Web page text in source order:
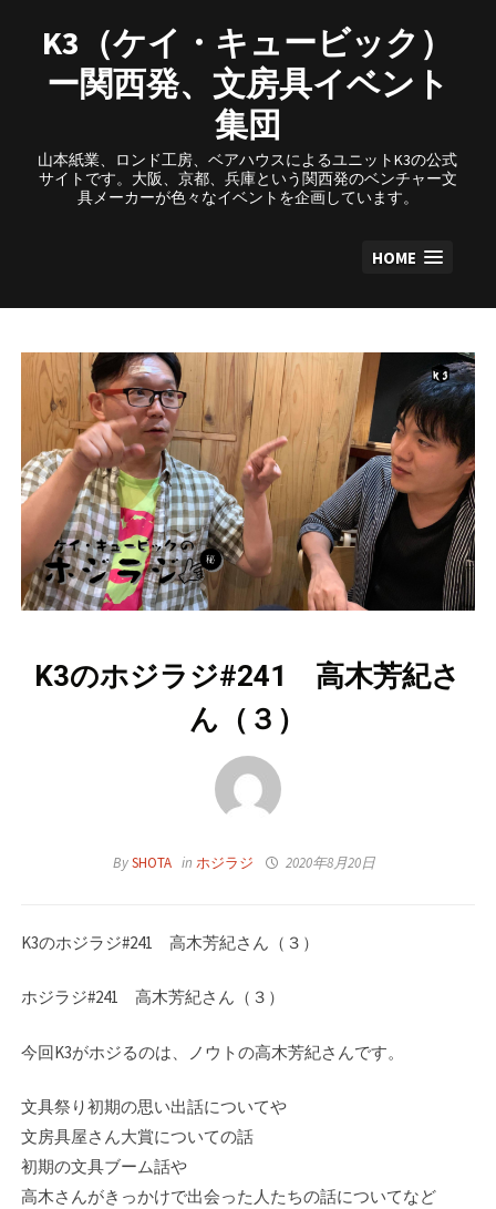
content
K3（ケイ・キュービック）
ー関西発、文房具イベント
集団
山本紙業、ロンド工房、ベアハウスによるユニットK3の公式
サイトです。大阪、京都、兵庫という関西発のベンチャー文
具メーカーが色々なイベントを企画しています。
HOME
K3のホジラジ#241 高木芳紀さ
ん（３）
BySHOTA inホジラジ 2020年8月20日
K3のホジラジ#241 高木芳紀さん（３）
ホジラジ#241 高木芳紀さん（３）
今回K3がホジるのは、ノウトの高木芳紀さんです。
文具祭り初期の思い出話についてや
文房具屋さん大賞についての話
初期の文具ブーム話や
高木さんがきっかけで出会った人たちの話についてなど